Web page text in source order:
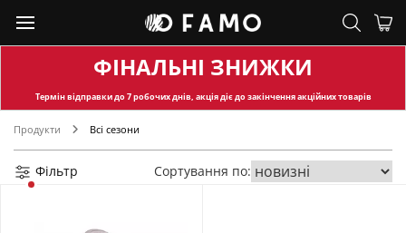
ФІНАЛЬНІ ЗНИЖКИ
Термін відправкидо 7 робочих днів, акція діє до закінчення акційних товарів
Продукти Всі сезони
Фільтр Сортування по: